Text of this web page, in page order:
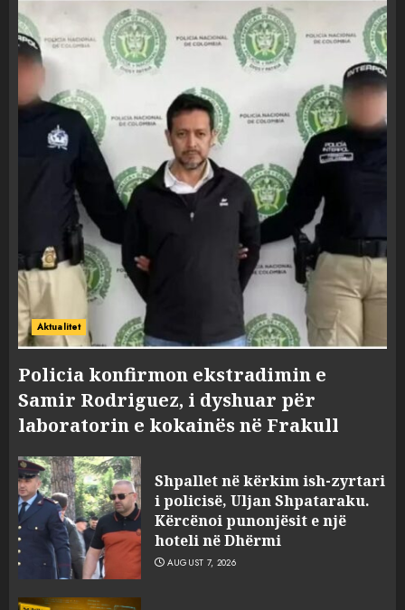
Aktualitet
Policia konfirmon ekstradimin e
Samir Rodriguez, i dyshuar për
laboratorin e kokainës në Frakull
Shpallet në kërkim ish-zyrtari
i policisë, Uljan Shpataraku.
Kërcënoi punonjësit e një
hoteli në Dhërmi
AUGUST 7, 2026